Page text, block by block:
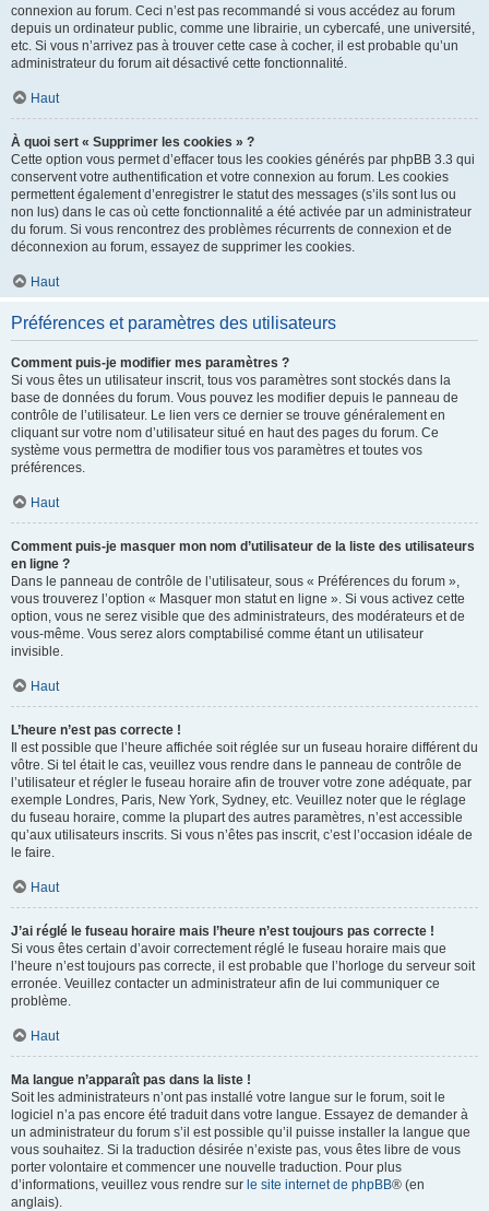
connexion au forum. Ceci n’est pas recommandé si vous accédez au forum
depuis un ordinateur public, comme une librairie, un cybercafé, une université,
etc. Si vous n’arrivez pas à trouver cette case à cocher, il est probable qu’un
administrateur du forum ait désactivé cette fonctionnalité.
Haut
À quoi sert « Supprimer les cookies » ?
Cette option vous permet d’effacer tous les cookies générés par phpBB 3.3 qui
conservent votre authentification et votre connexion au forum. Les cookies
permettent également d’enregistrer le statut des messages (s’ils sont lus ou
non lus) dans le cas où cette fonctionnalité a été activée par un administrateur
du forum. Si vous rencontrez des problèmes récurrents de connexion et de
déconnexion au forum, essayez de supprimer les cookies.
Haut
Préférences et paramètres des utilisateurs
Comment puis-je modifier mes paramètres ?
Si vous êtes un utilisateur inscrit, tous vos paramètres sont stockés dans la
base de données du forum. Vous pouvez les modifier depuis le panneau de
contrôle de l’utilisateur. Le lien vers ce dernier se trouve généralement en
cliquant sur votre nom d’utilisateur situé en haut des pages du forum. Ce
système vous permettra de modifier tous vos paramètres et toutes vos
préférences.
Haut
Comment puis-je masquer mon nom d’utilisateur de la liste des utilisateurs
en ligne ?
Dans le panneau de contrôle de l’utilisateur, sous « Préférences du forum »,
vous trouverez l’option « Masquer mon statut en ligne ». Si vous activez cette
option, vous ne serez visible que des administrateurs, des modérateurs et de
vous-même. Vous serez alors comptabilisé comme étant un utilisateur
invisible.
Haut
L’heure n’est pas correcte !
Il est possible que l’heure affichée soit réglée sur un fuseau horaire différent du
vôtre. Si tel était le cas, veuillez vous rendre dans le panneau de contrôle de
l’utilisateur et régler le fuseau horaire afin de trouver votre zone adéquate, par
exemple Londres, Paris, New York, Sydney, etc. Veuillez noter que le réglage
du fuseau horaire, comme la plupart des autres paramètres, n’est accessible
qu’aux utilisateurs inscrits. Si vous n’êtes pas inscrit, c’est l’occasion idéale de
le faire.
Haut
J’ai réglé le fuseau horaire mais l’heure n’est toujours pas correcte !
Si vous êtes certain d’avoir correctement réglé le fuseau horaire mais que
l’heure n’est toujours pas correcte, il est probable que l’horloge du serveur soit
erronée. Veuillez contacter un administrateur afin de lui communiquer ce
problème.
Haut
Ma langue n’apparaît pas dans la liste !
Soit les administrateurs n’ont pas installé votre langue sur le forum, soit le
logiciel n’a pas encore été traduit dans votre langue. Essayez de demander à
un administrateur du forum s’il est possible qu’il puisse installer la langue que
vous souhaitez. Si la traduction désirée n’existe pas, vous êtes libre de vous
porter volontaire et commencer une nouvelle traduction. Pour plus
d’informations, veuillez vous rendre sur le site internet de phpBB® (en
anglais).